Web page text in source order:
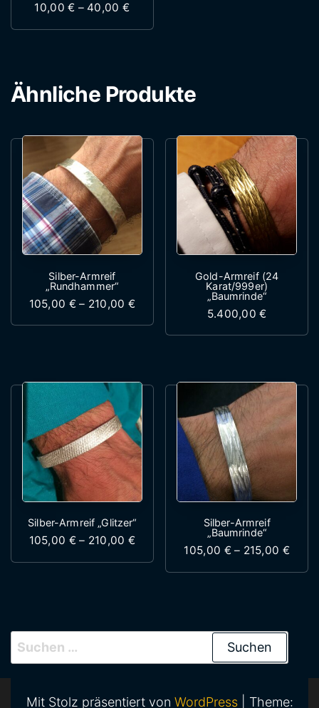
10,00€ – 40,00 €
Dieses Produkt weist mehrere
Ähnliche Produkte
Silber-Armreif
„Rundhammer“
105,00 € – 210,00 € Preisspanne: 105,00 € bis 210,00
Dieses Produkt weist mehrere
Gold-Armreif (24
Karat/999er)
„Baumrinde“
5.400,00€
Dieses
Silber-Armreif „Glitzer“
105,00 € – 210,00 € Preisspanne: 105,00 € bis 210,00
Dieses Produkt weist mehrere
Silber-Armreif
„Baumrinde“
105,00 € – 215,00 €
Dieses
Suchen nach:
Mit Stolz präsentiert von WordPress Theme: